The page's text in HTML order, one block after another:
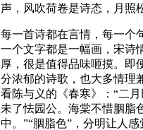
声，风吹荷卷是诗态，月照
每一首诗都在言情，每一个
一个文字都是一幅画，宋诗
厚，很是值得品味咂摸。即
分浓郁的诗歌，也大多情理
看陈与义的《春寒》：“二
未了怯园公。海棠不惜胭脂
中。”“胭脂色”，分明让人